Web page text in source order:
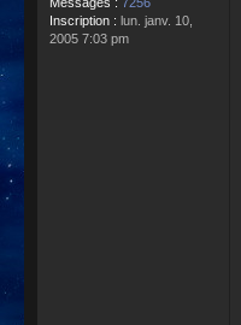
Messages : 7256
Inscription : lun. janv. 10,
2005 7:03 pm